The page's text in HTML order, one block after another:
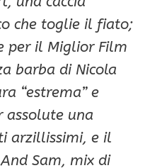
che toglie il fiato;
per il Miglior Film
barba di Nicola
“estrema” e
assolute una
arzillissimi, e il
Sam, mix di